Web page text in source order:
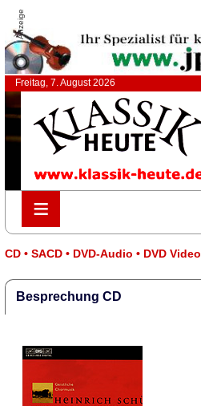
Anzeige
Freitag, 7. August 2026
≡
≡
CD • SACD • DVD-Audio • DVD Video
Besprechung CD